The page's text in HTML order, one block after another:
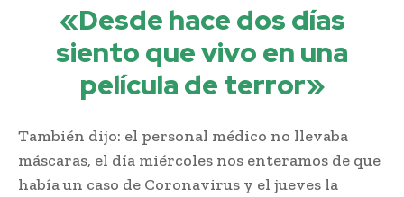
«Desde hace dos días
siento que vivo en una
película de terror»
También dijo: el personal médico no llevaba
máscaras, el día miércoles nos enteramos de que
había un caso de Coronavirus y el jueves la